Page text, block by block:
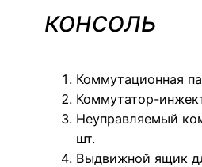
консоль
Коммутационная
Коммутатор-
Неуправляемый
шт.
Выдвижной ящик